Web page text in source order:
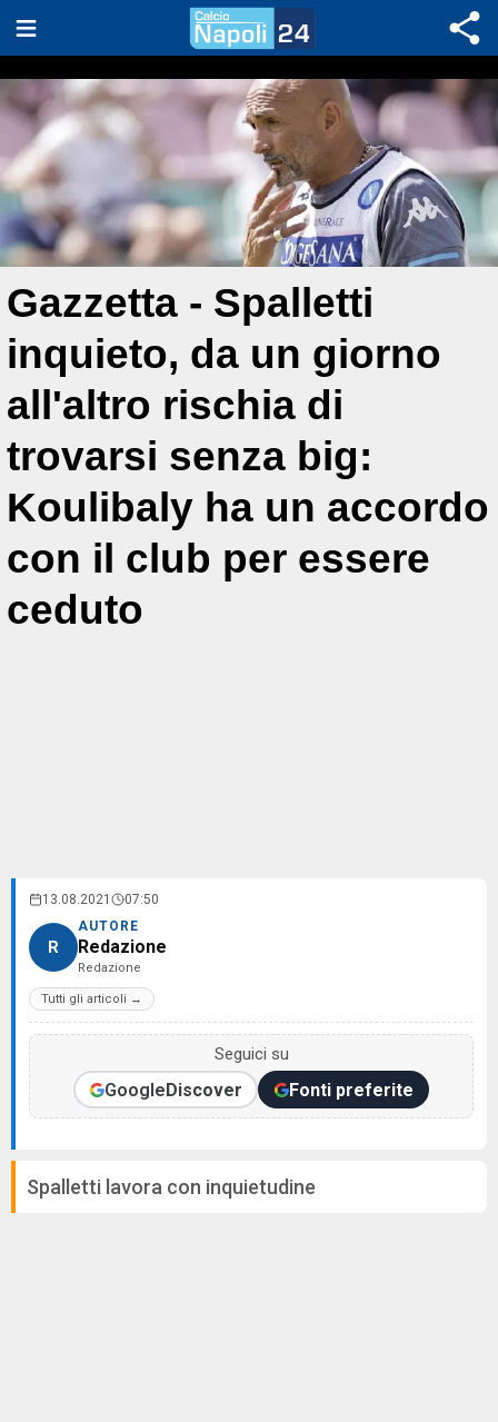
Gazzetta - Spalletti
inquieto, da un giorno
all'altro rischia di
trovarsi senza big:
Koulibaly ha un accordo
con il club per essere
ceduto
13.08.2021 07:50
R
AUTORE
Redazione
Redazione
Tutti gli articoli →
Seguici su
GoogleDiscover Fonti preferite
Spalletti lavora con inquietudine